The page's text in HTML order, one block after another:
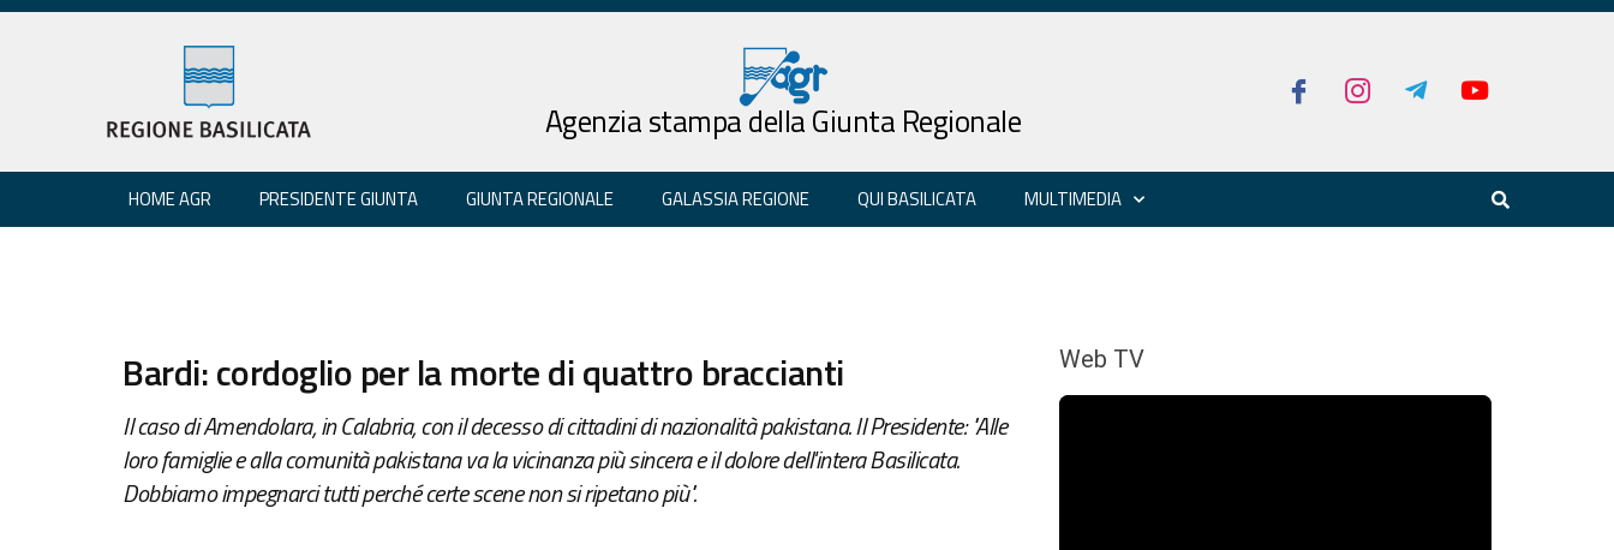
Agenzia stampa della Giunta Regionale
HOME AGR PRESIDENTE GIUNTA GIUNTA REGIONALE GALASSIA REGIONE QUI BASILICATA MULTIMEDIA
Bardi: cordoglio per la morte di quattro braccianti
Il caso di Amendolara, in Calabria, con il decesso di cittadini di nazionalità pakistana. Il Presidente: "Alle
loro famiglie e alla comunità pakistana va la vicinanza più sincera e il dolore dell'intera Basilicata.
Dobbiamo impegnarci tutti perché certe scene non si ripetano più".
Web TV